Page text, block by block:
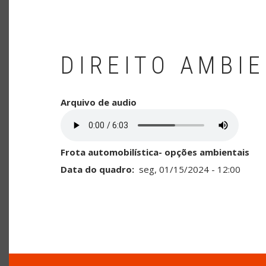
DIREITO
Arquivo de audio
Frota automobilística- opções ambientais
Data do quadro
seg, 01/15/2024 - 12:00